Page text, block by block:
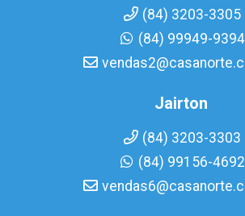
(84) 3203-3305
(84) 99949-9394
Jairton
(84) 3203-3303
(84) 99156-4692